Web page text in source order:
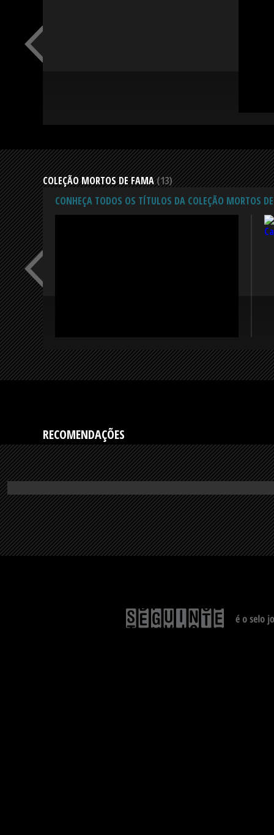
COLEÇÃO MORTOS DE FAMA(13)
CONHEÇA TODOS OS TÍTULOS DA COLEÇÃO MORTOS
RECOMENDAÇÕES